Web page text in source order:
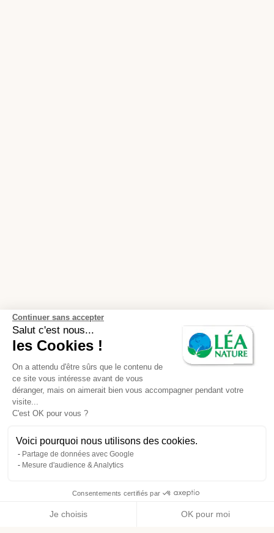
Continuer sans accepter
Salut c'est nous...
les Cookies !
On a attendu d'être sûrs que le contenu de
ce site vous intéresse avant de vous
déranger, mais on aimerait bien vous accompagner pendant votre
visite...
C'est OK pour vous ?
Voici pourquoi nous utilisons des cookies.
Partage de données avec Google
Mesure d'audience & Analytics
Consentements certifiés par
Je choisis OK pour moi